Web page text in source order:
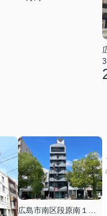
広島市南区段原南１丁目